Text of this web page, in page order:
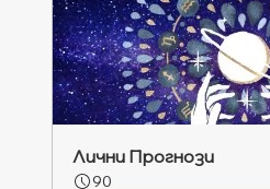
Лични Прогнози
90